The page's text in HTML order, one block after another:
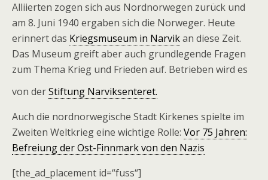
Alliierten zogen sich aus Nordnorwegen zurück und
am 8. Juni 1940 ergaben sich die Norweger. Heute
erinnert das Kriegsmuseum in Narvikan diese Zeit.
Das Museum greift aber auch grundlegende Fragen
zum Thema Krieg und Frieden auf. Betrieben wird es
von derStiftung Narviksenteret.
Auch die nordnorwegische Stadt Kirkenes spielte im
Zweiten Weltkrieg eine wichtige Rolle: Vor 75 Jahren:
Befreiung der Ost-Finnmark von den Nazis
[the_ad_placement id=“fuss“]